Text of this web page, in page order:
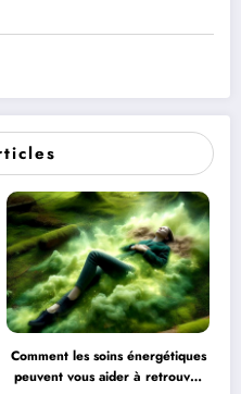
Comment les soins énergétiques
peuvent vous aider à retrouver